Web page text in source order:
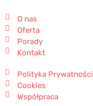
O nas
Oferta
Porady
Kontakt
Polityka Prywatności
Cookies
Współpraca